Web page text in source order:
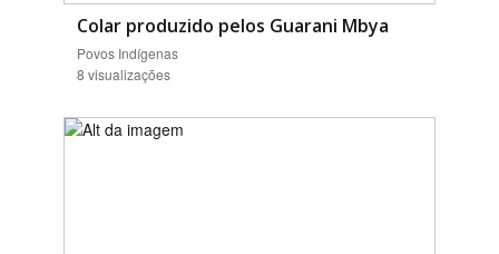
Colar produzido pelos Guarani Mbya
Povos Indígenas
8 visualizações